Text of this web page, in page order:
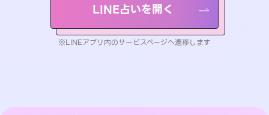
LINE占いを開く
※LINEアプリ内のサービスページへ遷移します